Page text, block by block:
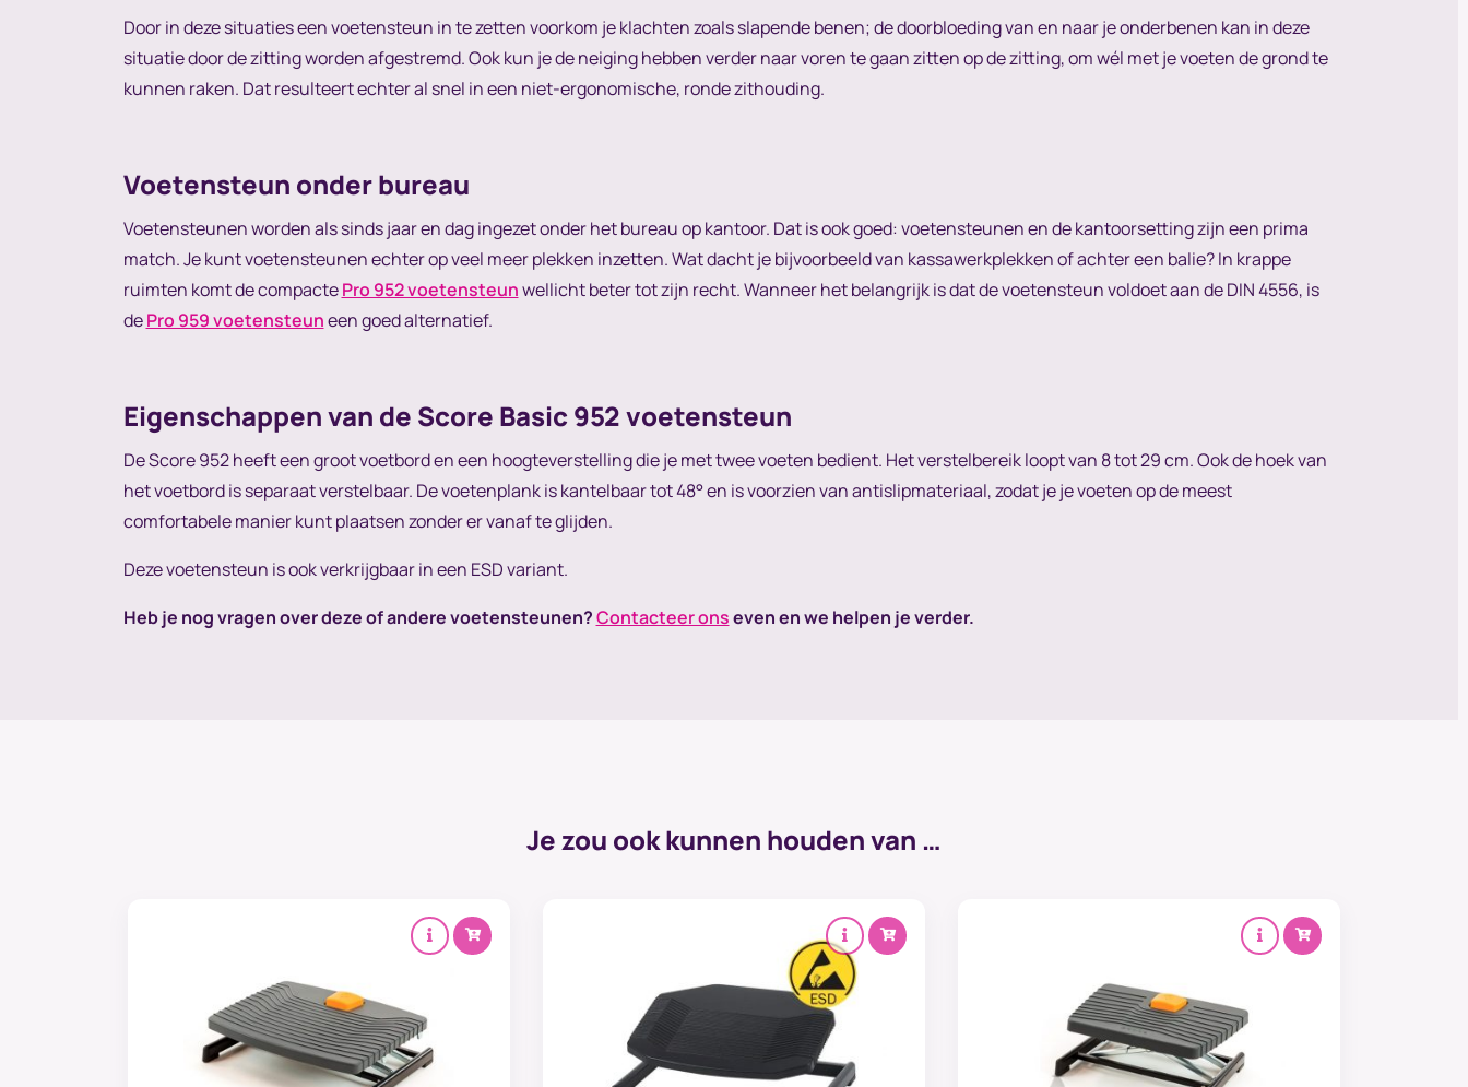
Door in deze situaties een voetensteun in te zetten voorkom je klachten zoals slapende benen; de doorbloeding van en naar je onderbenen kan in deze
situatie door de zitting worden afgestremd. Ook kun je de neiging hebben verder naar voren te gaan zitten op de zitting, om wél met je voeten de grond te
kunnen raken. Dat resulteert echter al snel in een niet-ergonomische, ronde zithouding.
Voetensteun onder bureau
Voetensteunen worden als sinds jaar en dag ingezet onder het bureau op kantoor. Dat is ook goed: voetensteunen en de kantoorsetting zijn een prima
match. Je kunt voetensteunen echter op veel meer plekken inzetten. Wat dacht je bijvoorbeeld van kassawerkplekken of achter een balie? In krappe
ruimten komt de compactePro 952 voetensteunwellicht beter tot zijn recht. Wanneer het belangrijk is dat de voetensteun voldoet aan de DIN 4556, is
dePro 959 voetensteuneen goed alternatief.
Eigenschappen van de Score Basic 952 voetensteun
De Score 952 heeft een groot voetbord en een hoogteverstelling die je met twee voeten bedient. Het verstelbereik loopt van 8 tot 29 cm. Ook de hoek van
het voetbord is separaat verstelbaar. De voetenplank is kantelbaar tot 48° en is voorzien van antislipmateriaal, zodat je je voeten op de meest
comfortabele manier kunt plaatsen zonder er vanaf te glijden.
Deze voetensteun is ook verkrijgbaar in een ESD variant.
Heb je nog vragen over deze of andere voetensteunen?Contacteer onseven en we helpen je verder.
Je zou ook kunnen houden van …